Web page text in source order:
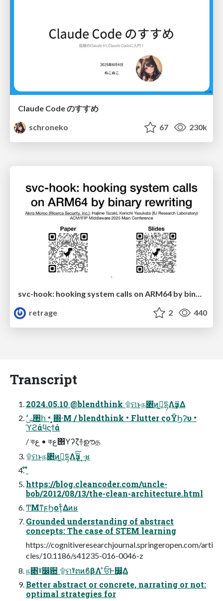
Claude Code のすすめ
schroneko
67 230k
retrage
2 440
Transcript
2024.05.10 @blendthink ۩ମͱந৅ͷߦ͖དྷΛҙࣝ͢Δ
ϓϩάϥϛϯά
/ কع • কع΢Υʔζ̏࿈ഊத
۩ମͱந৅ͷߦ͖དྷΛҙࣝͯ͠ ͍·͔͢ʁ
͏͒͒͒͒͒ ͏͒͒͒͒͒
https://blog.cleancoder.com/uncle-
bob/2012/08/13/the-clean-architecture.html
ͲΜͳϝϦοτ͕͋Δͷʁ
Grounded understanding of abstract
concepts: The case of STEM learning
https://cognitiveresearchjournal.springeropen.com/arti
cles/10.1186/s41235-016-0046-z
ந৅ˠ෼਺ ۩ମˠ̍ຕͷϐβΛ ̐ਓͰ෼͚Δ
Better abstract or concrete, narrating or not:
optimal strategies for